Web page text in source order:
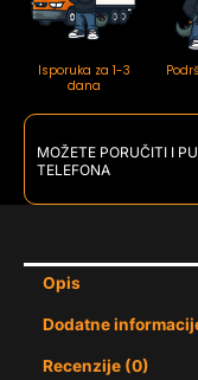
Isporuka za 1-3
dana
MOŽETE PORUČITI I
TELEFONA
Opis
Dodatne
Recenzije (0)